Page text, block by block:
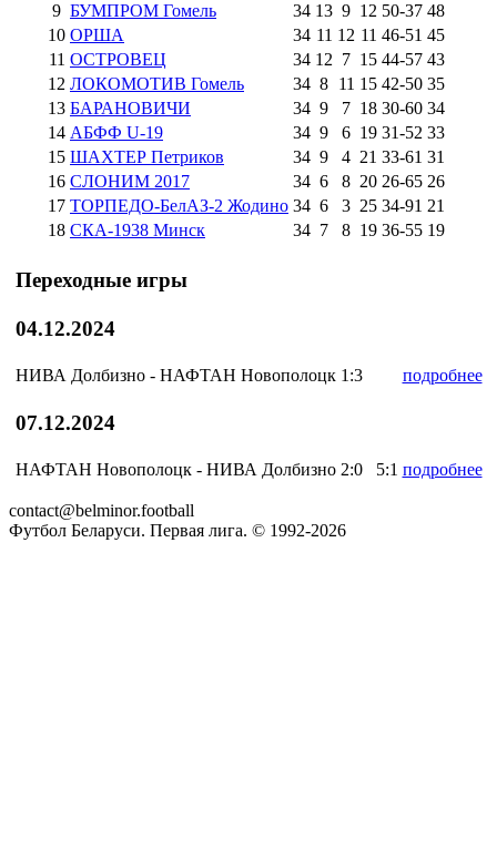
9 БУМПРОМ Гомель 34 13 9 12 50-37 48
10 ОРША 34 11 12 11 46-51 45
11 ОСТРОВЕЦ 34 12 7 15 44-57 43
12 ЛОКОМОТИВ Гомель 34 8 11 15 42-50 35
13 БАРАНОВИЧИ 34 9 7 18 30-60 34
14 АБФФ U-19 34 9 6 19 31-52 33
15 ШАХТЕР Петриков 34 9 4 21 33-61 31
16 СЛОНИМ 2017 34 6 8 20 26-65 26
17 ТОРПЕДО-БелАЗ-2 Жодино 34 6 3 25 34-91 21
18 СКА-1938 Минск 34 7 8 19 36-55 19
Переходные игры
04.12.2024
НИВА Долбизно - НАФТАН Новополоцк 1:3 подробнее
07.12.2024
НАФТАН Новополоцк- НИВА Долбизно 2:0 5:1 подробнее
contact@belminor.football
Футбол Беларуси. Первая лига. © 1992-2026